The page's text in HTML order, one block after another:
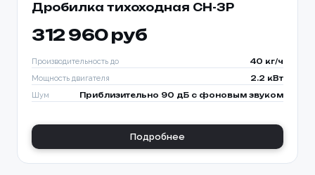
Дробилка тихоходная CH-3P
312 960 руб
Производительность до 40 кг/ч
Мощность двигателя 2.2 кВт
Шум Приблизительно 90 дБ с фоновым звуком
Подробнее